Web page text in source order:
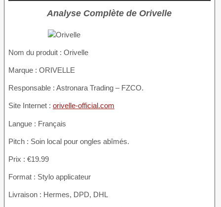
Analyse Complète de Orivelle
Nom du produit : Orivelle
Marque : ORIVELLE
Responsable : Astronara Trading – FZCO.
Site Internet : orivelle-official.com
Langue : Français
Pitch : Soin local pour ongles abîmés.
Prix : €19.99
Format : Stylo applicateur
Livraison : Hermes, DPD, DHL